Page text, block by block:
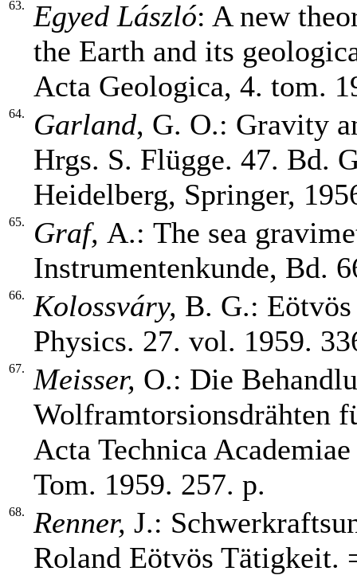
63. Egyed László: A new
the Earth and its
Acta Geologica, 4. tom.
64. Garland, G. O.: Gravity
Hrgs. S. Flügge. 47. Bd.
Heidelberg, Springer,
65. Graf, A.: The sea
Instrumentenkunde, Bd.
66. Kolossváry, B. G.:
Physics. 27. vol. 1959.
67. Meisser, O.: Die
Wolframtorsionsdrähten
Acta Technica
Tom. 1959. 257. p.
68. Renner, J.:
Roland Eötvös Tätigkeit.